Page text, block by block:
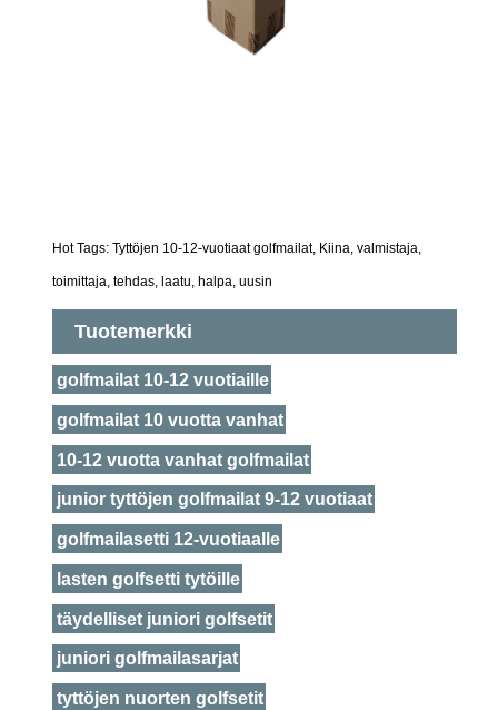
Hot Tags: Tyttöjen 10-12-vuotiaat golfmailat, Kiina, valmistaja,
toimittaja, tehdas, laatu, halpa, uusin
Tuotemerkki
golfmailat 10-12 vuotiaille
golfmailat 10 vuotta vanhat
10-12 vuotta vanhat golfmailat
junior tyttöjen golfmailat 9-12 vuotiaat
golfmailasetti 12-vuotiaalle
lasten golfsetti tytöille
täydelliset juniori golfsetit
juniori golfmailasarjat
tyttöjen nuorten golfsetit